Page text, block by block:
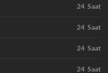
24 Saat
24 Saat
24 Saat
24 Saat